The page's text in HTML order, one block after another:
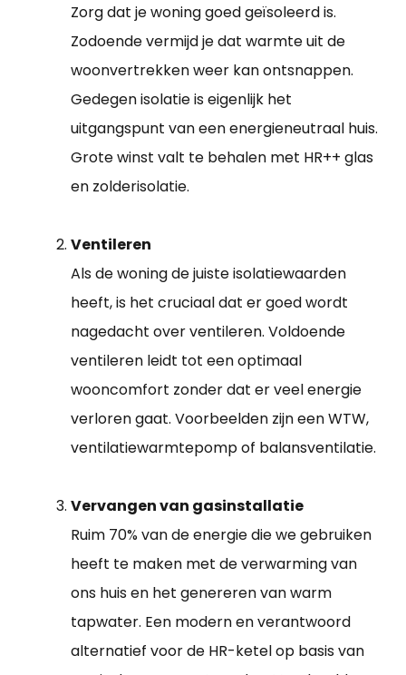
Zorg dat je woning goed geïsoleerd is.
Zodoende vermijd je dat warmte uit de
woonvertrekken weer kan ontsnappen.
Gedegen isolatie is eigenlijk het
uitgangspunt van een energieneutraal huis.
Grote winst valt te behalen met HR++ glas
en zolderisolatie.
Ventileren
Als de woning de juiste isolatiewaarden
heeft, is het cruciaal dat er goed wordt
nagedacht over ventileren. Voldoende
ventileren leidt tot een optimaal
wooncomfort zonder dat er veel energie
verloren gaat. Voorbeelden zijn een WTW,
ventilatiewarmtepomp of balansventilatie.
Vervangen van gasinstallatie
Ruim 70% van de energie die we gebruiken
heeft te maken met de verwarming van
ons huis en het genereren van warm
tapwater. Een modern en verantwoord
alternatief voor de HR-ketel op basis van